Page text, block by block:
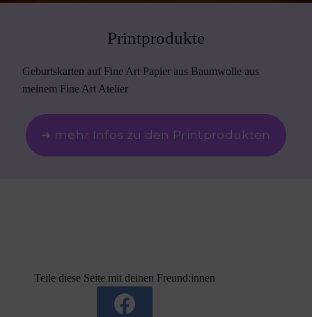
Printprodukte
Geburtskarten auf Fine Art Papier aus Baumwolle aus
meinem Fine Art Atelier
➜ mehr Infos zu den Printprodukten
Teile diese Seite mit deinen Freund:innen